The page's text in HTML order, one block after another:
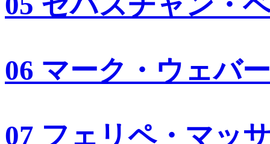
06 マーク・ウェバー
07 フェリペ・マッ